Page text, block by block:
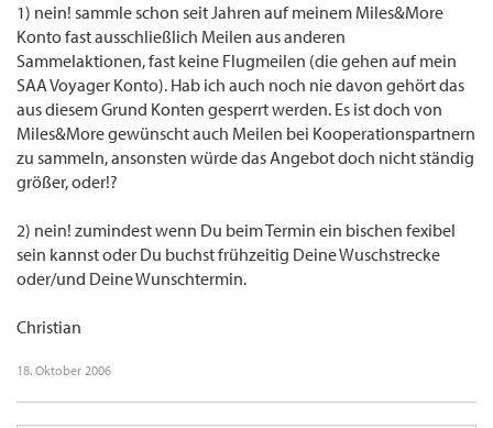
1) nein! sammle schon seit Jahren auf meinem Miles&More
Konto fast ausschließlich Meilen aus anderen
Sammelaktionen, fast keine Flugmeilen (die gehen auf mein
SAA Voyager Konto). Hab ich auch noch nie davon gehört das
aus diesem Grund Konten gesperrt werden. Es ist doch von
Miles&More gewünscht auch Meilen bei Kooperationspartnern
zu sammeln, ansonsten würde das Angebot doch nicht ständig
größer, oder!?
2) nein! zumindest wenn Du beim Termin ein bischen fexibel
sein kannst oder Du buchst frühzeitig Deine Wuschstrecke
oder/und Deine Wunschtermin.
Christian
18. Oktober 2006